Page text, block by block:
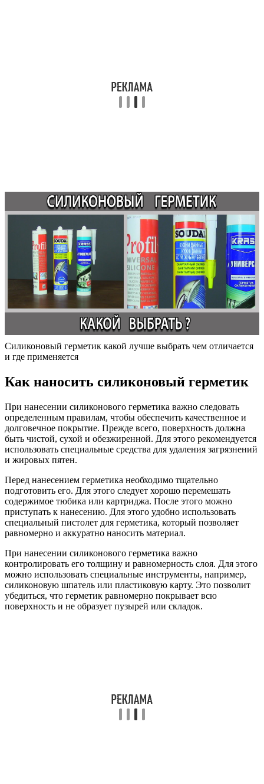
Силиконовый герметик какой лучше выбрать чем отличается
и где применяется
Как наносить силиконовый герметик
При нанесении силиконового герметика важно следовать
определенным правилам, чтобы обеспечить качественное и
долговечное покрытие. Прежде всего, поверхность должна
быть чистой, сухой и обезжиренной. Для этого рекомендуется
использовать специальные средства для удаления загрязнений
и жировых пятен.
Перед нанесением герметика необходимо тщательно
подготовить его. Для этого следует хорошо перемешать
содержимое тюбика или картриджа. После этого можно
приступать к нанесению. Для этого удобно использовать
специальный пистолет для герметика, который позволяет
равномерно и аккуратно наносить материал.
При нанесении силиконового герметика важно
контролировать его толщину и равномерность слоя. Для этого
можно использовать специальные инструменты, например,
силиконовую шпатель или пластиковую карту. Это позволит
убедиться, что герметик равномерно покрывает всю
поверхность и не образует пузырей или складок.